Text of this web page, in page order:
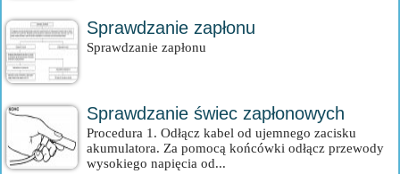
Sprawdzanie zapłonu
Sprawdzanie zapłonu
Sprawdzanie świec zapłonowych
Procedura 1. Odłącz kabel od ujemnego zacisku
akumulatora. Za pomocą końcówki odłącz przewody
wysokiego napięcia od...